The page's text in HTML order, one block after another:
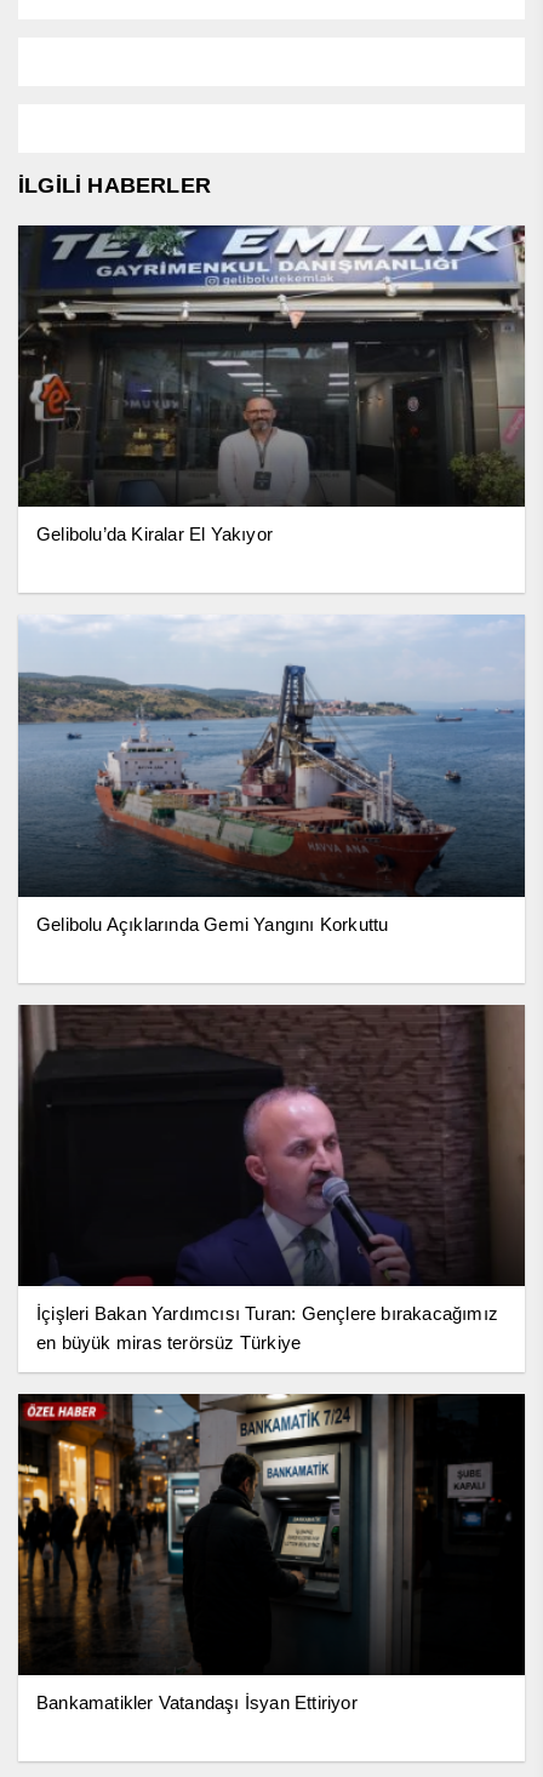
İLGİLİ HABERLER
Gelibolu’da Kiralar El Yakıyor
Gelibolu Açıklarında Gemi Yangını Korkuttu
İçişleri Bakan Yardımcısı Turan: Gençlere bırakacağımız
en büyük miras terörsüz Türkiye
Bankamatikler Vatandaşı İsyan Ettiriyor